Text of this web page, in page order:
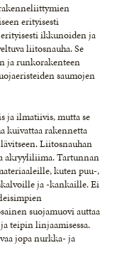
erityisesti
ikkunoiden ja
liitosnauha. Se
ja runkorakenteen
saumojen
ja ilmatiivis, mutta se
kuivattaa rakennetta
Liitosnauhan
akryyliliima. Tartunnan
kuten puu-,
ja -kankaille. Ei
suojamuovi auttaa
teipin linjaamisessa.
jopa nurkka- ja